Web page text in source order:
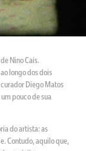
Nino Cais.
longo dos dois
Diego Matos
pouco de sua
do artista: as
Contudo, aquilo que,